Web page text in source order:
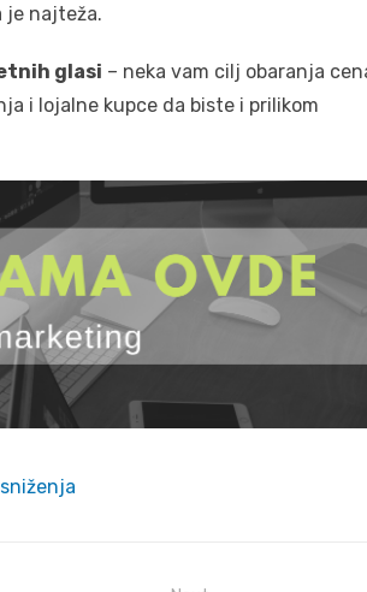
je najteža.
glasi – neka vam cilj obaranja
i lojalne kupce da biste i prilikom
sniženja